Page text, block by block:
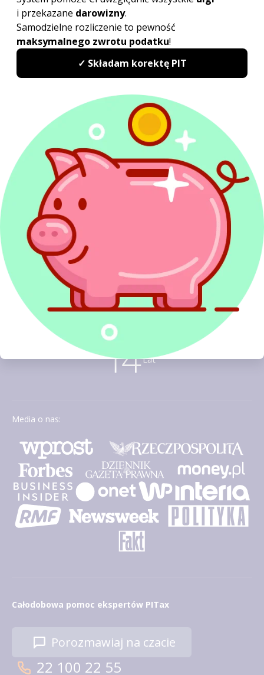
Sprawdź najwyżej oceniany
w Polsce program do rozliczeń
PIT
PITax Twoje rozliczenie PIT to wygodny, szybki
i darmowy sposób na Twoje PITy.
Rozlicz PIT Online
Media o nas:
Całodobowa pomoc ekspertów PITax
Porozmawiaj na czacie
22 100 22 55